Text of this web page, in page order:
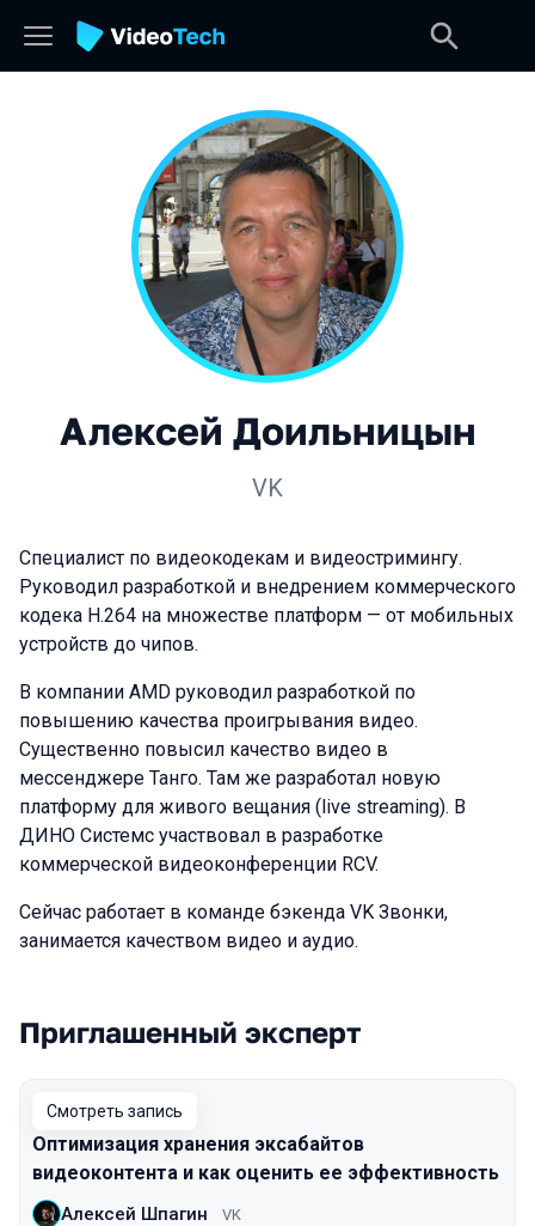
Алексей Доильницын
VK
Специалист по видеокодекам и видеостримингу.
Руководил разработкой и внедрением коммерческого
кодека H.264 на множестве платформ — от мобильных
устройств до чипов.
В компании AMD руководил разработкой по
повышению качества проигрывания видео.
Существенно повысил качество видео в
мессенджере Танго. Там же разработал новую
платформу для живого вещания (live streaming). В
ДИНО Системс участвовал в разработке
коммерческой видеоконференции RCV.
Сейчас работает в команде бэкенда VK Звонки,
занимается качеством видео и аудио.
Выступления в сезоне 2025
Приглашенный эксперт
Смотреть запись
Оптимизация хранения эксабайтов
видеоконтента и как оценить ее эффективность
Алексей Шпагин VK